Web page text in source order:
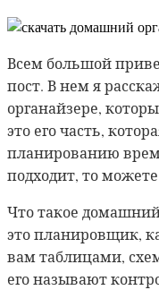
Всем большой
пост. В нем я
органайзере,
это его часть,
планированию
подходит, то можете
Что такое
это планировщик,
вам таблицами,
его называют